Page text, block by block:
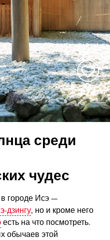
среди
чудес
городе Исэ —
дзингу, но и кроме него
есть на что посмотреть.
обычаев этой